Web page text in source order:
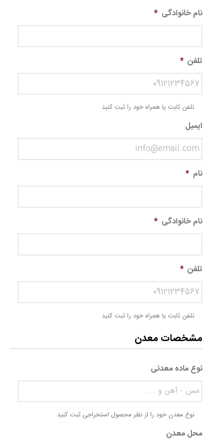
نام خانوادگی *
تلفن *
تلفن ثابت یا همراه خود را ثبت کنید
ایمیل
نام *
نام خانوادگی *
تلفن *
تلفن ثابت یا همراه خود را ثبت کنید
مشخصات معدن
نوع ماده معدنی
نوع معدن خود را از نظر محصول استخراجی ثبت کنید
محل معدن